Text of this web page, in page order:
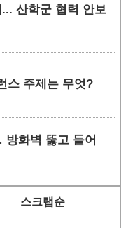
... 산학군 협력 안보
스 주제는 무엇?
화벽 뚫고 들어
스크랩순